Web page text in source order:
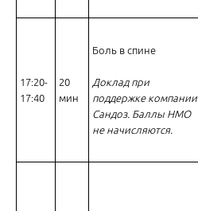
17:20-
17:40
20
мин
Боль в спине
Доклад при
поддержке компании
Сандоз. Баллы НМО
не начисляются.